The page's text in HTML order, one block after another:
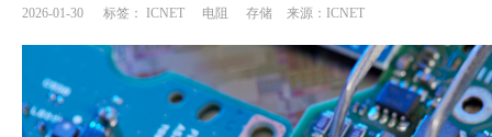
2026-01-30 标签： ICNET 电阻 存储 来源： ICNET